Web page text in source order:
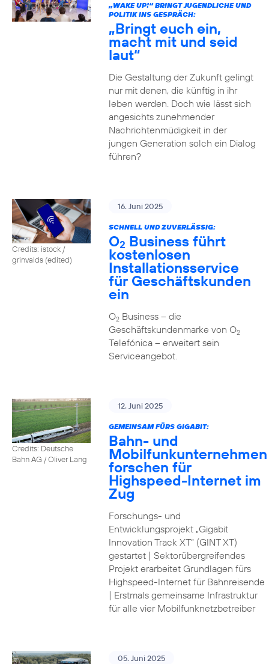
„WAKE UP!“ BRINGT JUGENDLICHE UND
POLITIK INS GESPRÄCH:
„Bringt euch ein,
macht mit und seid
laut“
Die Gestaltung der Zukunft gelingt
nur mit denen, die künftig in ihr
leben werden. Doch wie lässt sich
angesichts zunehmender
Nachrichtenmüdigkeit in der
jungen Generation solch ein Dialog
führen?
Credits: istock /
grinvalds (edited)
16. Juni 2025
SCHNELL UND ZUVERLÄSSIG:
O2 Business führt
kostenlosen
Installationsservice
für Geschäftskunden
ein
O2Business – die
Geschäftskundenmarke von O2
Telefónica – erweitert sein
Serviceangebot.
Credits: Deutsche
Bahn AG / Oliver Lang
12. Juni 2025
GEMEINSAM FÜRS GIGABIT:
Bahn- und
Mobilfunkunternehmen
forschen für
Highspeed-Internet im
Zug
Forschungs- und
Entwicklungsprojekt „Gigabit
Innovation Track XT“ (GINT XT)
gestartet | Sektorübergreifendes
Projekt erarbeitet Grundlagen fürs
Highspeed-Internet für Bahnreisende
| Erstmals gemeinsame Infrastruktur
für alle vier Mobilfunknetzbetreiber
05. Juni 2025